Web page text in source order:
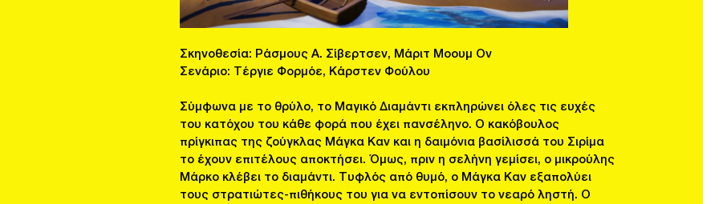
Σκηνοθεσία: Ράσμους Α. Σίβερτσεν, Μάριτ Μοουμ Ον
Σενάριο: Τέργιε Φορμόε, Κάρστεν Φούλου
Σύμφωνα με το θρύλο, το Μαγικό Διαμάντι εκπληρώνει όλες τις ευχές
του κατόχου του κάθε φορά που έχει πανσέληνο. Ο κακόβουλος
πρίγκιπας της ζούγκλας Μάγκα Καν και η δαιμόνια βασίλισσά του Σιρίμα
το έχουν επιτέλους αποκτήσει. Όμως, πριν η σελήνη γεμίσει, ο μικρούλης
Μάρκο κλέβει το διαμάντι. Τυφλός από θυμό, ο Μάγκα Καν εξαπολύει
τους στρατιώτες-πιθήκους του για να εντοπίσουν το νεαρό ληστή. Ο